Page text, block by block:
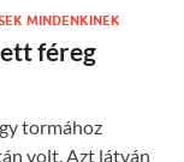
MINDENKINEK
féreg
tormához
volt. Azt látván